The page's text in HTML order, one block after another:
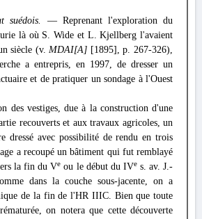
suédois.
— Reprenant l'exploration du
là où S. Wide et L. Kjellberg l'avaient
siècle (v.MDAI[A] [1895], p. 267-326),
a entrepris, en 1997, de dresser un
et de pratiquer un sondage à l'Ouest
des vestiges, due à la construction d'une
recouverts et aux travaux agricoles, un
dressé avec possibilité de rendu en trois
a recoupé un bâtiment qui fut remblayé
la fin du Ve ou le début du IVes. av. J.-
dans la couche sous-jacente, on a
de la fin de l'HR IIIC. Bien que toute
on notera que cette découverte